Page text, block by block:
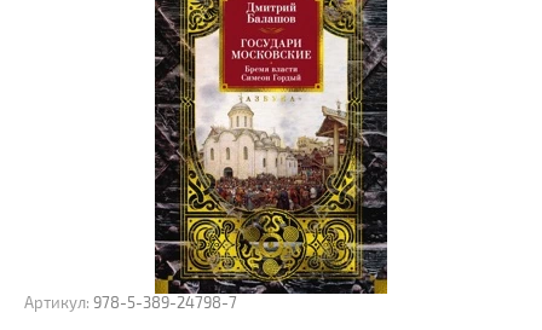
Артикул: 978-5-389-24798-7